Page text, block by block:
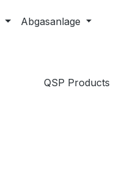
Abgasanlage
QSP Products